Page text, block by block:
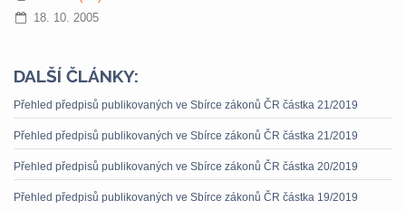
18. 10. 2005
DALŠÍ ČLÁNKY:
Přehled předpisů publikovaných ve Sbírce zákonů ČR částka 21/2019
Přehled předpisů publikovaných ve Sbírce zákonů ČR částka 21/2019
Přehled předpisů publikovaných ve Sbírce zákonů ČR částka 20/2019
Přehled předpisů publikovaných ve Sbírce zákonů ČR částka 19/2019